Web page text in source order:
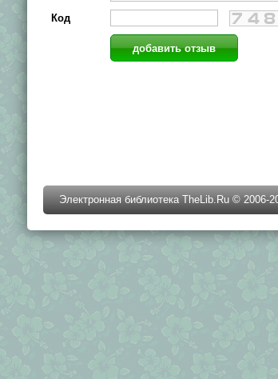
Код
Электронная библиотека TheLib.Ru © 2006-